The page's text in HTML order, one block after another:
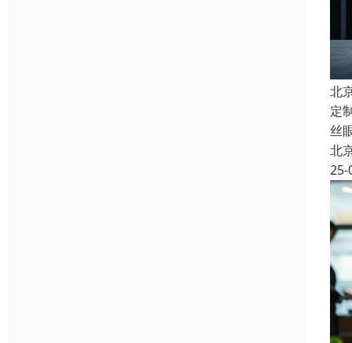
北
定
丝
北
25-